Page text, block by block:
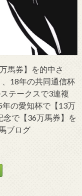
馬券】を的中さ
18年の共同通信杯
テークスで3連複
年の愛知杯で【13万
念で【36万馬券】を
ブログ